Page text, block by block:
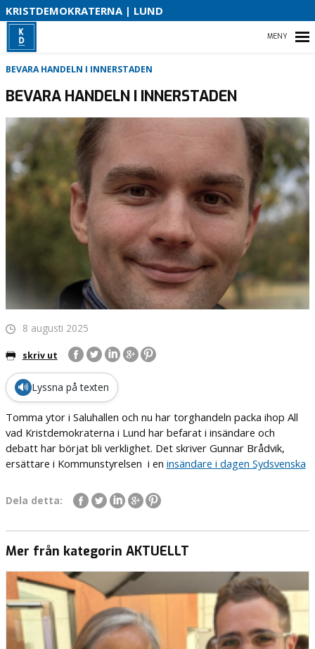
KRISTDEMOKRATERNA | LUND
HEM
STARTSIDA
VÅR POLITIK I LUND
VÅR PARTIAVDELNING
BEVARA HANDELN I INNERSTADEN
BEVARA HANDELN I INNERSTADEN
8 augusti 2025
skriv ut
🔊 Lyssna på texten
Tomma ytor i Saluhallen och nu har torghandeln packa ihop All
vad Kristdemokraterna i Lund har befarat i insändare och
debatt har börjat bli verklighet. Det skriver Gunnar Brådvik,
ersättare i Kommunstyrelsen i en insändare i dagen Sydsvenska
Dela detta:
Mer från kategorin AKTUELLT